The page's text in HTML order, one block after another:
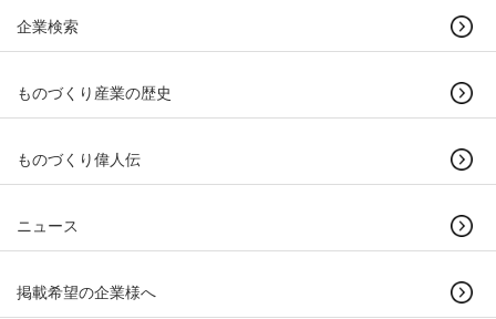
企業検索
ものづくり産業の歴史
ものづくり偉人伝
ニュース
掲載希望の企業様へ